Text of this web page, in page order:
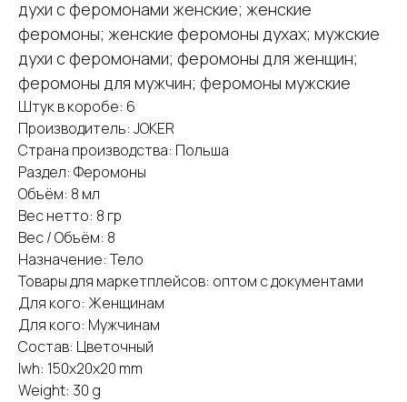
духи с феромонами женские; женские
феромоны; женские феромоны духах; мужские
духи с феромонами; феромоны для женщин;
феромоны для мужчин; феромоны мужские
Штук в коробе: 6
Производитель: JOKER
Страна производства: Польша
Раздел: Феромоны
Объём: 8 мл
Вес нетто: 8 гр
Вес / Объём: 8
Назначение: Тело
Товары для маркетплейсов: оптом с документами
Для кого: Женщинам
Для кого: Мужчинам
Состав: Цветочный
lwh: 150x20x20 mm
Weight: 30 g